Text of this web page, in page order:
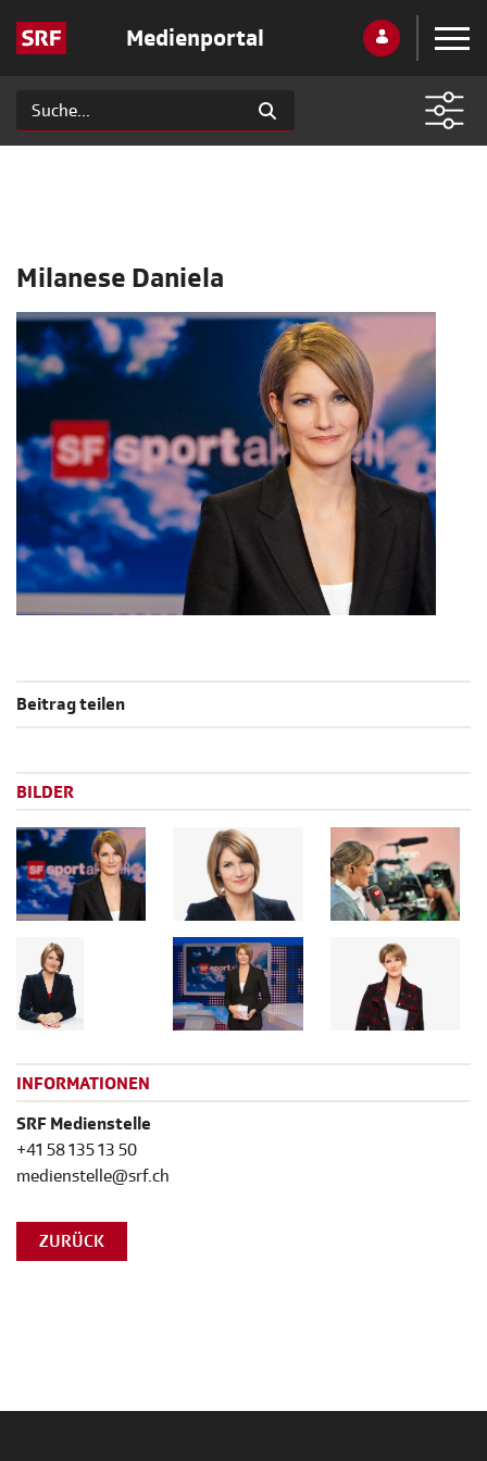
Medienportal
Milanese Daniela
Beitrag teilen
BILDER
INFORMATIONEN
SRF Medienstelle
+41 58 135 13 50
medienstelle@srf.ch
ZURÜCK